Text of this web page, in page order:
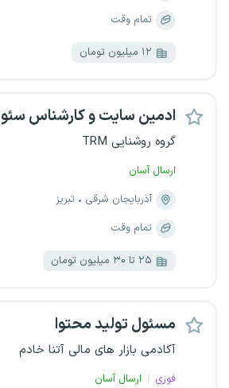
تمام وقت
۱۲ میلیون تومان
ادمین سایت و کارشناس سئو
گروه روشنایی TRM
ارسال آسان
آذربایجان شرقی
تبریز
تمام وقت
۲۵ تا ۳۰ میلیون تومان
مسئول تولید محتوا
آکادمی بازار های مالی آتنا خادم
فوری
ارسال آسان